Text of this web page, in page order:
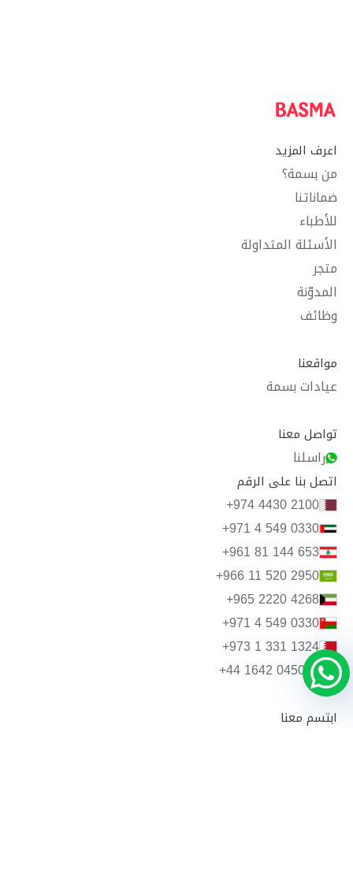
اعرف المزيد
من بسمة؟
ضماناتنا
للأطباء
الأسئلة المتداولة
متجر
المدوّنة
وظائف
مواقعنا
عيادات بسمة
تواصل معنا
راسلنا
اتصل بنا على الرقم
+974 4430 2100
+971 4 549 0330
+961 81 144 653
+966 11 520 2950
+965 2220 4268
+971 4 549 0330
+973 1 331 1324
+44 1642 045039
ابتسم معنا